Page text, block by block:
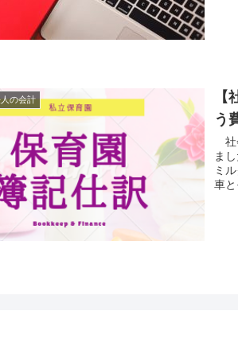
の会計
う
社
ま
ミ
車